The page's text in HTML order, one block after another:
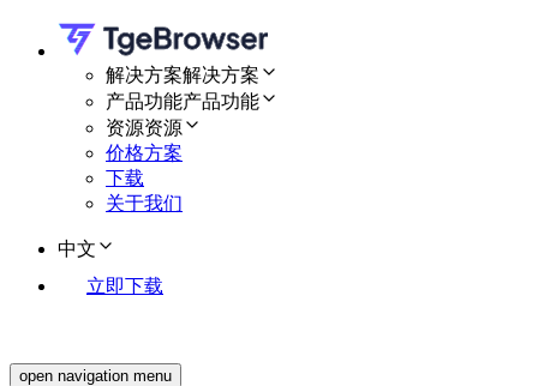
解决方案解决方案
产品功能产品功能
资源资源
价格方案
下载
关于我们
中文
立即下载
open navigation menu